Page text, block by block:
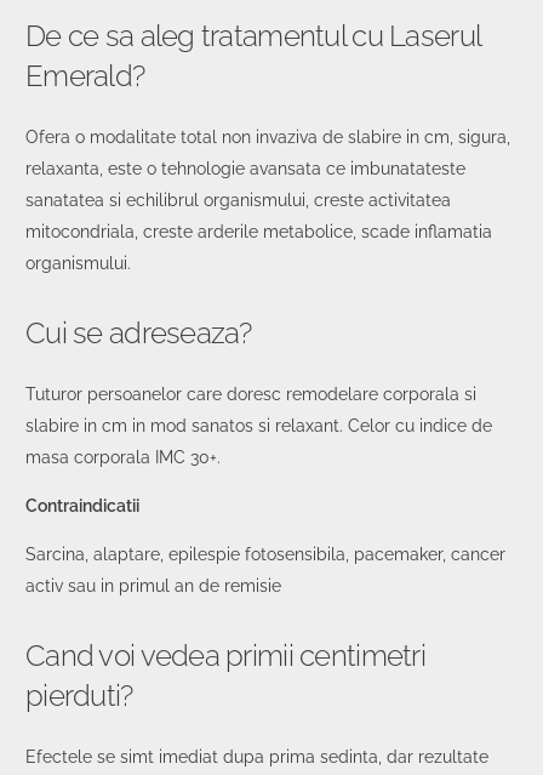
De ce sa aleg tratamentul cu Laserul
Emerald?
Ofera o modalitate total non invaziva de slabire in cm, sigura,
relaxanta, este o tehnologie avansata ce imbunatateste
sanatatea si echilibrul organismului, creste activitatea
mitocondriala, creste arderile metabolice, scade inflamatia
organismului.
Cui se adreseaza?
Tuturor persoanelor care doresc remodelare corporala si
slabire in cm in mod sanatos si relaxant. Celor cu indice de
masa corporala IMC 30+.
Contraindicatii
Sarcina, alaptare, epilespie fotosensibila, pacemaker, cancer
activ sau in primul an de remisie
Cand voi vedea primii centimetri
pierduti?
Efectele se simt imediat dupa prima sedinta, dar rezultate